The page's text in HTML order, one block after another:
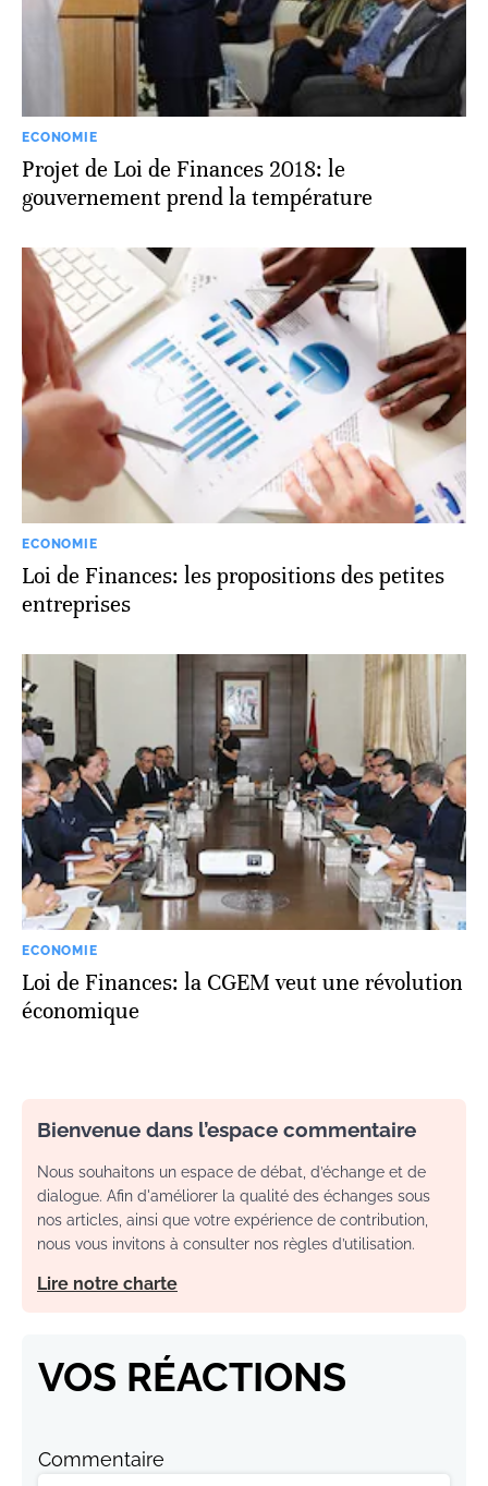
ECONOMIE
Projet de Loi de Finances 2018: le
gouvernement prend la température
ECONOMIE
Loi de Finances: les propositions des petites
entreprises
ECONOMIE
Loi de Finances: la CGEM veut une révolution
économique
Bienvenue dans l’espace commentaire
Nous souhaitons un espace de débat, d’échange et de
dialogue. Afin d'améliorer la qualité des échanges sous
nos articles, ainsi que votre expérience de contribution,
nous vous invitons à consulter nos règles d’utilisation.
Lire notre charte
VOS RÉACTIONS
Commentaire